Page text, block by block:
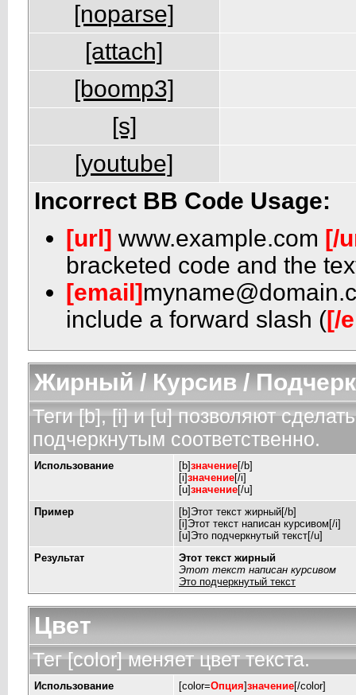
[noparse]
[attach]
[boomp3]
[s]
[youtube]
Incorrect BB Code Usage:
[url] www.example.com [/
bracketed code and the
[email]
include a forward slash ([/
Жирный / Курсив /
Теги [b], [i] и [u] позволяют
подчеркнутым соответственно.
Использование [b]значение[/b]
[i]значение[/i]
[u]значение[/u]
Пример
[b]Этот текст жирный[/b]
[i]Этот текст написан курсивом[/i]
[u]Это подчеркнутый текст[/u]
Результат
Этот текст жирный
Этот текст написан курсивом
Это подчеркнутый текст
Цвет
Тег [color] меняет цвет текста.
Использование [color=Опция]значение[/color]